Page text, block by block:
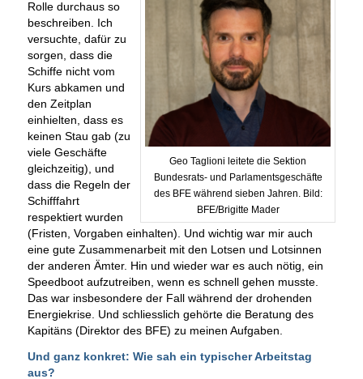
Geo Taglioni leitete die Sektion
Bundesrats- und Parlamentsgeschäfte
des BFE während sieben Jahren. Bild:
BFE/Brigitte Mader
Rolle durchaus so
beschreiben. Ich
versuchte, dafür zu
sorgen, dass die
Schiffe nicht vom
Kurs abkamen und
den Zeitplan
einhielten, dass es
keinen Stau gab (zu
viele Geschäfte
gleichzeitig), und
dass die Regeln der
Schifffahrt
respektiert wurden
(Fristen, Vorgaben einhalten). Und wichtig war mir auch
eine gute Zusammenarbeit mit den Lotsen und Lotsinnen
der anderen Ämter. Hin und wieder war es auch nötig, ein
Speedboot aufzutreiben, wenn es schnell gehen musste.
Das war insbesondere der Fall während der drohenden
Energiekrise. Und schliesslich gehörte die Beratung des
Kapitäns (Direktor des BFE) zu meinen Aufgaben.
Und ganz konkret: Wie sah ein typischer Arbeitstag
aus?